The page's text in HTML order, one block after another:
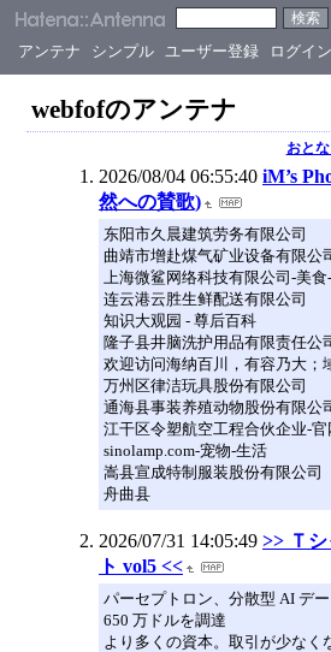
アンテナ シンプル ユーザー登録 ログイン
webfofのアンテナ
おと
2026/08/04 06:55:40 iM’s
然への賛歌)
东阳市久晨建筑劳务有限公司
曲靖市增赴煤气矿业设备有限公
上海微鲨网络科技有限公司-美
连云港云胜生鲜配送有限公司
知识大观园 - 尊后百科
隆子县井脑洗护用品有限责任公
欢迎访问海纳百川，有容乃大；
万州区律洁玩具股份有限公司
通海县事装养殖动物股份有限公
江干区令塑航空工程合伙企业-官
sinolamp.com-宠物-生活
嵩县宣成特制服装股份有限公司
舟曲县
2026/07/31 14:05:49 >> Ｔ
ト vol5 <<
パーセプトロン、分散型 AI デ
650 万ドルを調達
より多くの資本。取引が少なく